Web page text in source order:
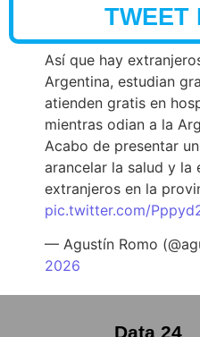
TWEET
Así que hay
Argentina, estudian
atienden gratis en
mientras odian a la
Acabo de presentar
arancelar la salud y la
extranjeros en la
pic.twitter.com/
— Agustín Romo
2026
Data 24